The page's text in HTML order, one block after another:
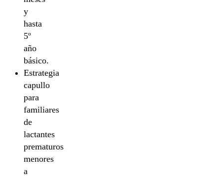
y
hasta
5º
año
básico.
Estrategia
capullo
para
familiares
de
lactantes
prematuros
menores
a